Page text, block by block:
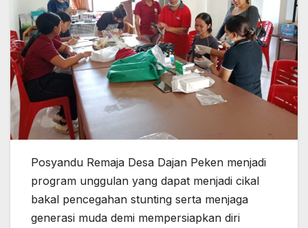
Posyandu Remaja Desa Dajan Peken menjadi
program unggulan yang dapat menjadi cikal
bakal pencegahan stunting serta menjaga
generasi muda demi mempersiapkan diri